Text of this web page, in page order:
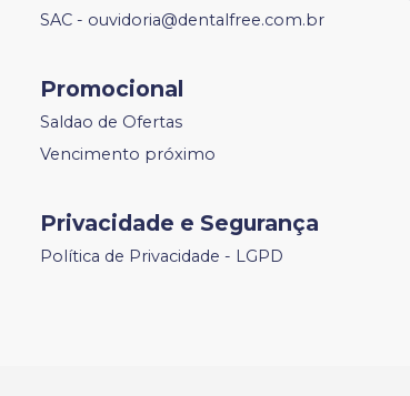
SAC - ouvidoria@dentalfree.com.br
Promocional
Saldao de Ofertas
Vencimento próximo
Privacidade e Segurança
Política de Privacidade - LGPD